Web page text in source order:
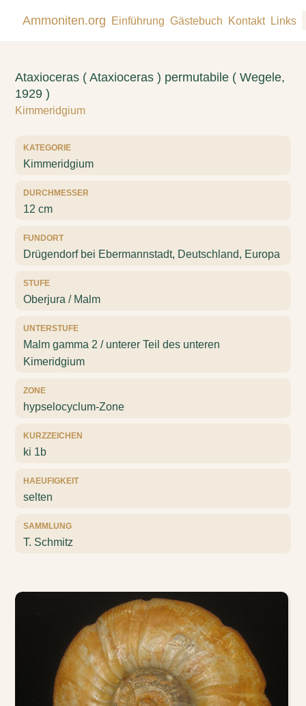
Ammoniten.org Einführung Gästebuch Kontakt Links
Ataxioceras ( Ataxioceras ) permutabile ( Wegele,
1929 )
Kimmeridgium
KATEGORIE
Kimmeridgium
DURCHMESSER
12 cm
FUNDORT
Drügendorf bei Ebermannstadt, Deutschland, Europa
STUFE
Oberjura / Malm
UNTERSTUFE
Malm gamma 2 / unterer Teil des unteren
Kimeridgium
ZONE
hypselocyclum-Zone
KURZZEICHEN
ki 1b
HAEUFIGKEIT
selten
SAMMLUNG
T. Schmitz